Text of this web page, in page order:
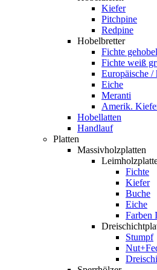
Kiefer
Pitchpine
Redpine
Hobelbretter
Fichte
Fichte weiß
Europäische /
Eiche
Meranti
Amerik.
Hobellatten
Handlauf
Platten
Massivholzplatten
Fichte
Kiefer
Buche
Eiche
Farben
Stumpf